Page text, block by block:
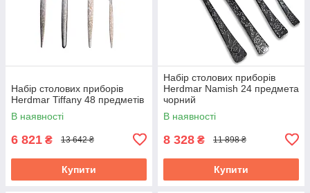
Набір столових приборів
Herdmar Tiffany 48 предметів
В наявності
6 821 ₴ 13 642 ₴
Купити
Набір столових приборів
Herdmar Namish 24 предмета
чорний
В наявності
8 328 ₴ 11 898 ₴
Купити